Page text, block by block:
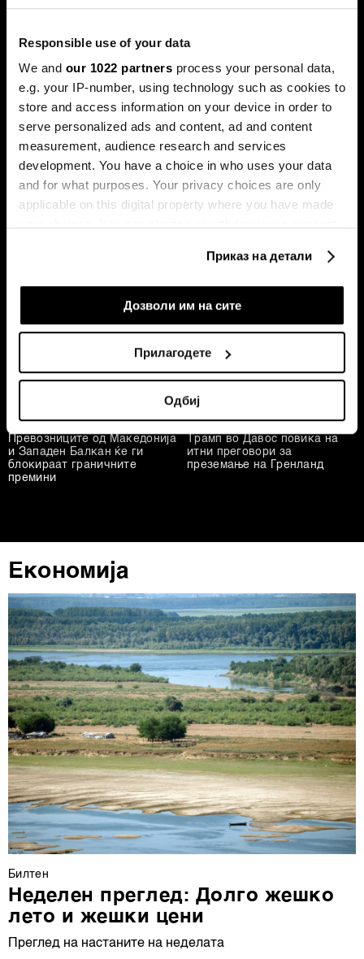
Responsible use of your data
We and our 1022 partners process your personal data,
e.g. your IP-number, using technology such as cookies to
store and access information on your device in order to
serve personalized ads and content, ad and content
measurement, audience research and services
development. You have a choice in who uses your data
and for what purposes. Your privacy choices are only
applicable on this digital property where you have made
If you allow, we would also like to:
Collect information about your geographical
Identify your device by actively scanning it for
specific characteristics (fingerprinting)
Find out more about how your personal data is processed
and set your preferences in thedetails section.
Заедничките ракувачи се HD-WIN ARENA SPORT
нашатаПолитика на приватност, а за колачињата и
други слични технологии во
колачиња. Колачињата во кој било момент можете
повторно да ги ажурирате со клик на „Прикажи ги
деталите“. Согласноста можете во кој било момент да
ја повлечете без негативни последици.
Приказ на детали
Дозволи им на сите
Прилагодете
Одбиј
каматните стапки, но Марко Бјеговиќ од „Аркомина
редефинира клучните економски индикатори и да ги
целосно да се вклучат во
војната
Превозниците од Македонија
и Западен Балкан ќе ги
блокираат граничните
премини
Трамп во Давос повика на
итни преговори за
преземање на Гренланд
Економија
Билтен
Неделен преглед: Долго жешко
лето и жешки цени
Преглед на настаните на неделата